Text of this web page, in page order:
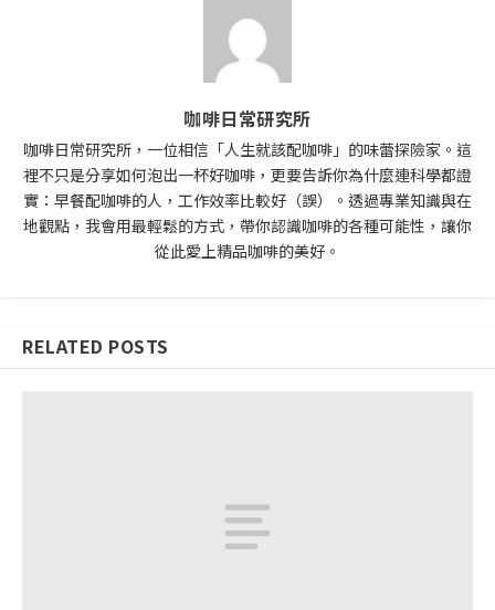
咖啡日常研究所
咖啡日常研究所，一位相信「人生就該配咖啡」的味蕾探險家。這
裡不只是分享如何泡出一杯好咖啡，更要告訴你為什麼連科學都證
實：早餐配咖啡的人，工作效率比較好（誤）。透過專業知識與在
地觀點，我會用最輕鬆的方式，帶你認識咖啡的各種可能性，讓你
從此愛上精品咖啡的美好。
RELATED POSTS